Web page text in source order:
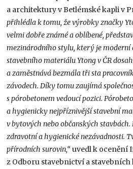
a architektury v Betlémské kapli v
přihlédla k tomu, že výrobky značky
velmi dobře známé a oblíbené,
mezinárodního stylu, který je moderní
stavebního materiálu Ytong v ČR
a zaměstnává bezmála tři sta
závodech. Díky tomu zaujímá
s pórobetonem vedoucí pozici.
a hygienicky nejpříznivější stavební
v bytových nebo občanských
zdravotní a hygienické nezávadnosti.
přírodních surovin,“uvedl k ocenění
z Odboru stavebnictví a